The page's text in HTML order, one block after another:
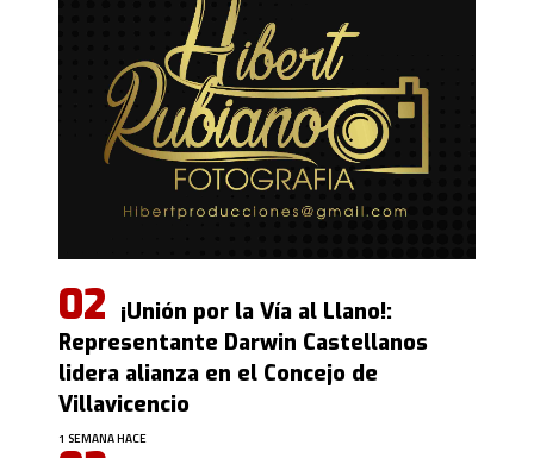
¡Unión por la Vía al Llano!:
Representante Darwin Castellanos
lidera alianza en el Concejo de
Villavicencio
1 SEMANA HACE